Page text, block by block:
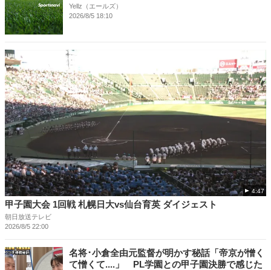
Yellz（エールズ）
2026/8/5 18:10
4:47
甲子園大会 1回戦 札幌日大vs仙台育英 ダイジェスト
朝日放送テレビ
2026/8/5 22:00
名将･小倉全由元監督が明かす秘話「帝京が憎く
て憎くて....」 PL学園との甲子園決勝で感じた